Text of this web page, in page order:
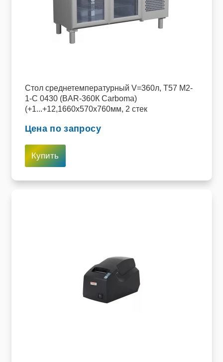
Cтол среднетемпературный V=360л, T57 M2-
1-C 0430 (BAR-360К Сarboma)
(+1...+12,1660х570х760мм, 2 стек
Цена по запросу
Купить